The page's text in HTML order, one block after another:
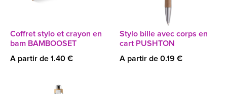
Coffret stylo et crayon en
bam BAMBOOSET
A partir de 1.40 €
Stylo bille avec corps en
cart PUSHTON
A partir de 0.19 €